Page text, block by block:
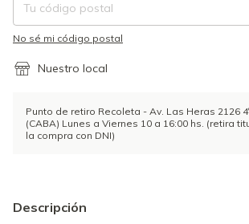
No sé mi código postal
Nuestro local
Punto de retiro Recoleta - Av. Las Heras 2126
(CABA) Lunes a Viernes 10 a 16:00 hs. (retira
la compra con DNI)
Descripción